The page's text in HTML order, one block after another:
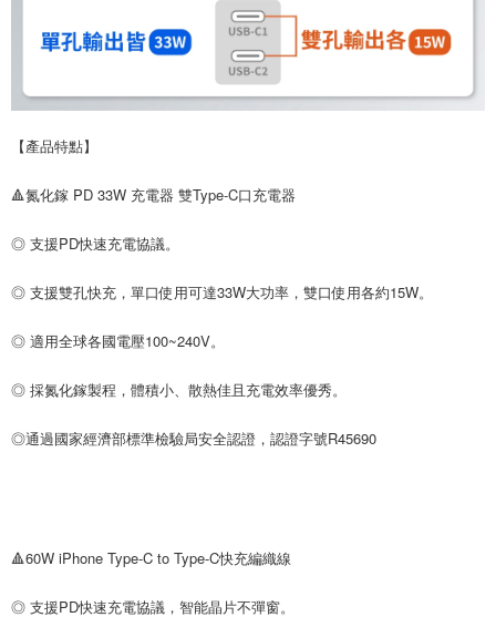
【產品特點】
🔺氮化鎵 PD 33W 充電器 雙Type-C口充電器
◎ 支援PD快速充電協議。
◎ 支援雙孔快充，單口使用可達33W大功率，雙口使用各約15W。
◎ 適用全球各國電壓100~240V。
◎ 採氮化鎵製程，體積小、散熱佳且充電效率優秀。
◎通過國家經濟部標準檢驗局安全認證，認證字號R45690
🔺60W iPhone Type-C to Type-C快充編織線
◎ 支援PD快速充電協議，智能晶片不彈窗。